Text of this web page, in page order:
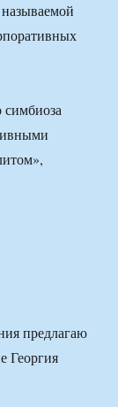
предлагаю
Георгия